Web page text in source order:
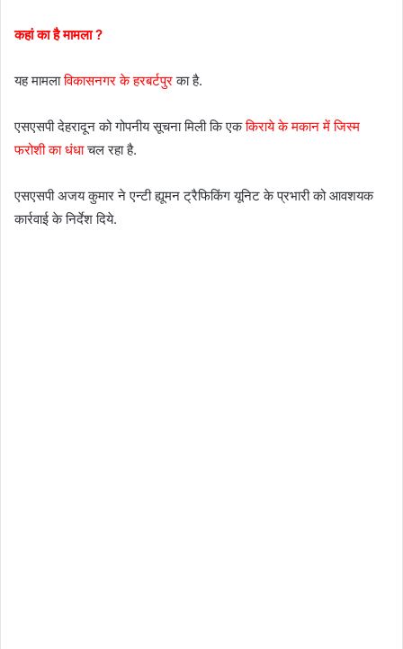
कहां का है मामला ?
यह मामलाविकासनगर के हरबर्टपुरका है.
एसएसपी देहरादून को गोपनीय सूचना मिली कि एककिराये के मकान में जिस्म
फरोशी का धंधाचल रहा है.
एसएसपी अजय कुमार ने एन्टी ह्यूमन ट्रैफिकिंग यूनिट के प्रभारी को आवशयक
कार्रवाई के निर्देश दिये.